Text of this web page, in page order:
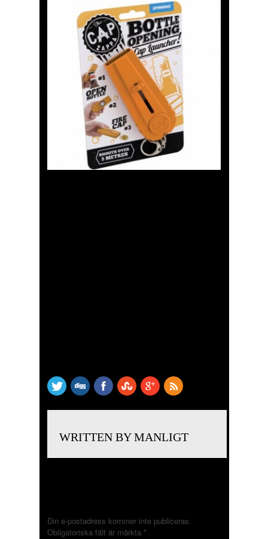
WRITTEN BY MANLIGT
Din e-postadress kommer inte publiceras.
Obligatoriska fält är märkta *